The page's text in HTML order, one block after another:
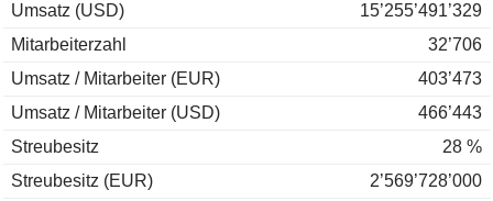
Umsatz (USD)
15’255’491’329
Mitarbeiterzahl
32’706
Umsatz / Mitarbeiter (EUR)
403’473
Umsatz / Mitarbeiter (USD)
466’443
Streubesitz
28 %
Streubesitz (EUR)
2’569’728’000